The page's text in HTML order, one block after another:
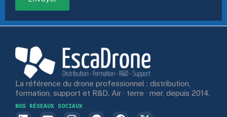
La référence du drone professionnel : distribution,
formation, support et R&D. Air · terre · mer, depuis 2014.
NOS RÉSEAUX SOCIAUX